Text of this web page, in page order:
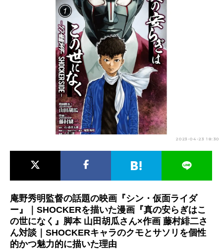
配信・Vtuber トレンド
アニメ記事一覧 声優記事一覧
アニメ映画一覧 実写化映画一覧
今期アニメ曜日別一覧
夏アニメ
男性声優/女性声優一覧
2023-04-23 18:30
庵野秀明監督の話題の映画『シン・仮面ライダ
ー』｜SHOCKERを描いた漫画『真の安らぎはこ
の世になく』脚本 山田胡瓜さん×作画 藤村緋二さ
ん対談｜SHOCKERキャラのクモとサソリを個性
的かつ魅力的に描いた理由